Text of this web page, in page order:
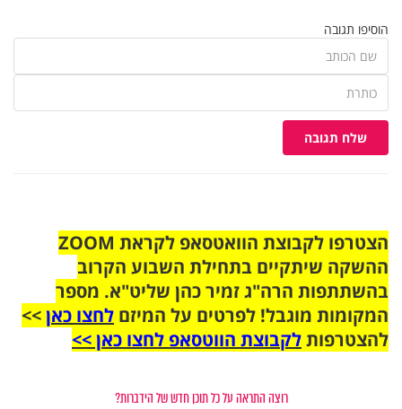
הוסיפו תגובה
שלח תגובה
הצטרפו לקבוצת הוואטסאפ לקראת ZOOM
ההשקה שיתקיים בתחילת השבוע הקרוב
בהשתתפות הרה"ג זמיר כהן שליט"א. מספר
המקומות מוגבל! לפרטים על המיזם לחצו כאן>>
להצטרפותלקבוצת הווטסאפ לחצו כאן >>
רוצה התראה על כל תוכן חדש של הידברות?